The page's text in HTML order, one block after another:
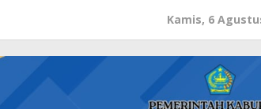
Kamis, 6